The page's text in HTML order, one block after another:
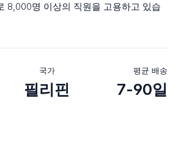
8,000명 이상의 직원을 고용하고 있습
국가
필리핀
평균 배송
7-90일